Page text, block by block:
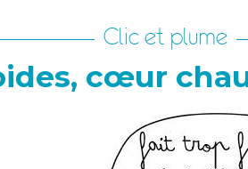
Clic et plume
cœur